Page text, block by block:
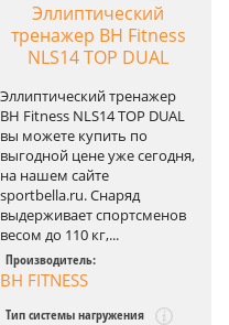
Эллиптический
тренажер BH Fitness
NLS14 TOP DUAL
Эллиптический тренажер
BH Fitness NLS14 TOP DUAL
вы можете купить по
выгодной цене уже сегодня,
на нашем сайте
sportbella.ru. Снаряд
выдерживает спортсменов
весом до 110 кг,...
Производитель:
BH FITNESS
Тип системы нагружения